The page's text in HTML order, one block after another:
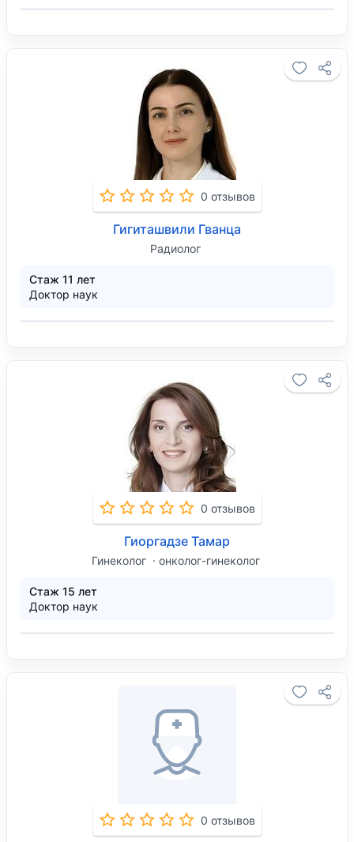
0 отзывов
Гигиташвили Гванца
Радиолог
Стаж 11 лет
Доктор наук
0 отзывов
Гиоргадзе Тамар
Гинеколог онколог-гинеколог
Стаж 15 лет
Доктор наук
0 отзывов